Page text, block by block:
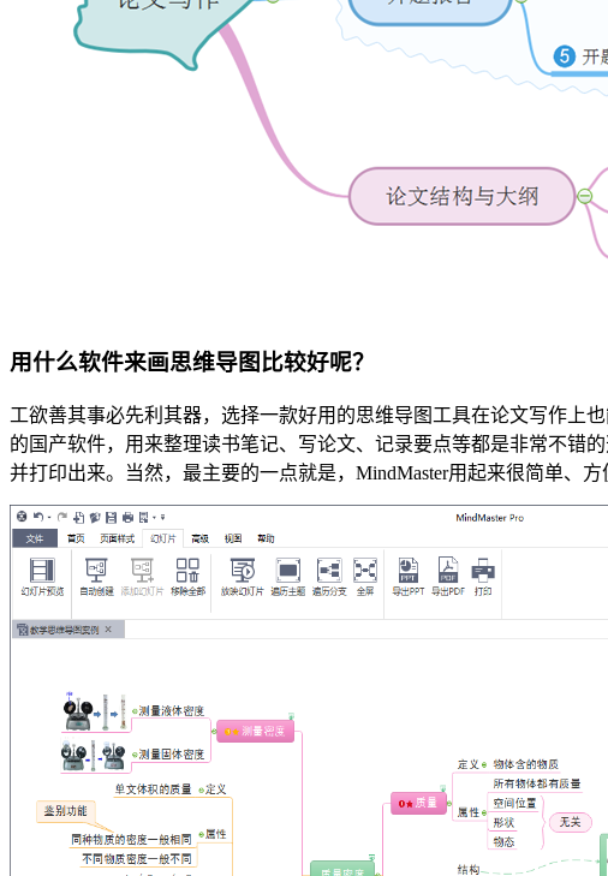
用什么软件来画思维导图比较好呢？
工欲善其事必先利其器，选择一款好用的思维导图工具在论文写作上
的国产软件，用来整理读书笔记、写论文、记录要点等都是非常不错
并打印出来。当然，最主要的一点就是，MindMaster用起来很简单、